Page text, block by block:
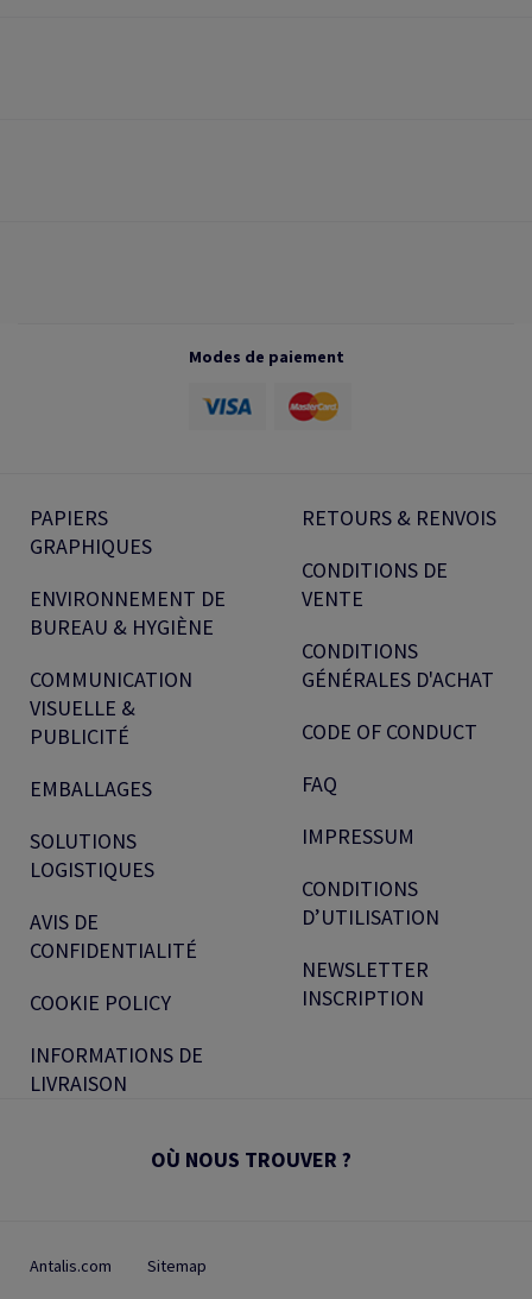
Modes de paiement
PAPIERS
GRAPHIQUES
ENVIRONNEMENT DE
BUREAU & HYGIÈNE
COMMUNICATION
VISUELLE &
PUBLICITÉ
EMBALLAGES
SOLUTIONS
LOGISTIQUES
AVIS DE
CONFIDENTIALITÉ
COOKIE POLICY
INFORMATIONS DE
LIVRAISON
RETOURS & RENVOIS
CONDITIONS DE
VENTE
CONDITIONS
GÉNÉRALES D'ACHAT
CODE OF CONDUCT
FAQ
IMPRESSUM
CONDITIONS
D’UTILISATION
NEWSLETTER
INSCRIPTION
OÙ NOUS TROUVER ?
Antalis.com
Sitemap